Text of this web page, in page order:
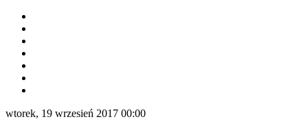
wtorek, 19 wrzesień 2017 00:00